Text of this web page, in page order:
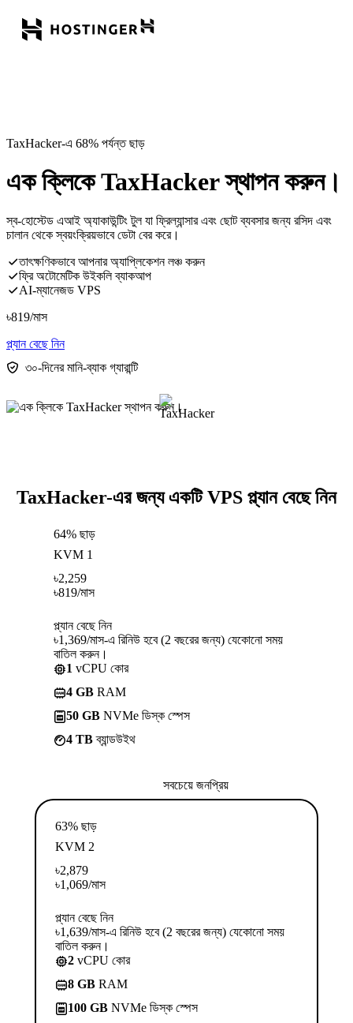
TaxHacker-এ 68% পর্যন্ত ছাড়
এক ক্লিকে TaxHacker স্থাপন করুন।
স্ব-হোস্টেড এআই অ্যাকাউন্টিং টুল যা ফ্রিল্যান্সার এবং ছোট ব্যবসার জন্য রসিদ এবং
চালান থেকে স্বয়ংক্রিয়ভাবে ডেটা বের করে।
তাৎক্ষণিকভাবে আপনার অ্যাপ্লিকেশন লঞ্চ করুন
ফ্রি অটোমেটিক উইকলি ব্যাকআপ
AI-ম্যানেজড VPS
৳819/মাস
প্ল্যান বেছে নিন
৩০-দিনের মানি-ব্যাক গ্যারান্টি
TaxHacker-এর জন্য একটি VPS প্ল্যান বেছে নিন
64% ছাড়
KVM 1
৳2,259
৳819/মাস
প্ল্যান বেছে নিন
৳1,369/মাস-এ রিনিউ হবে (2 বছরের জন্য) যেকোনো সময়
বাতিল করুন।
1 vCPU কোর
4 GB RAM
50 GB NVMe ডিস্ক স্পেস
4 TBব্যান্ডউইথ
সবচেয়ে জনপ্রিয়
63% ছাড়
KVM 2
৳2,879
৳1,069/মাস
প্ল্যান বেছে নিন
৳1,639/মাস-এ রিনিউ হবে (2 বছরের জন্য) যেকোনো সময়
বাতিল করুন।
2 vCPU কোর
8 GB RAM
100 GB NVMe ডিস্ক স্পেস